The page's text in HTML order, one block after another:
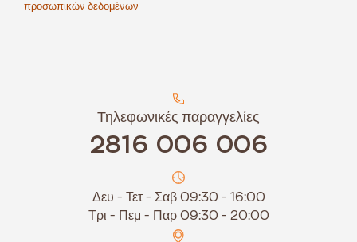
προσωπικών δεδομένων
Τηλεφωνικές παραγγελίες
2816 006 006
Δευ - Τετ - Σαβ 09:30 - 16:00
Τρι - Πεμ - Παρ 09:30 - 20:00